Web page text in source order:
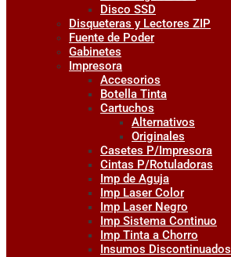
Disco SSD
Disqueteras y Lectores ZIP
Fuente de Poder
Gabinetes
Impresora
Accesorios
Botella Tinta
Cartuchos
Alternativos
Originales
Casetes P/Impresora
Cintas P/Rotuladoras
Imp de Aguja
Imp Laser Color
Imp Laser Negro
Imp Sistema Continuo
Imp Tinta a Chorro
Insumos Discontinuados